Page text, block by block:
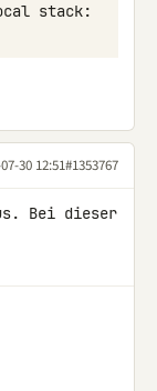
stack:
30 12:51#1353767
Bei dieser